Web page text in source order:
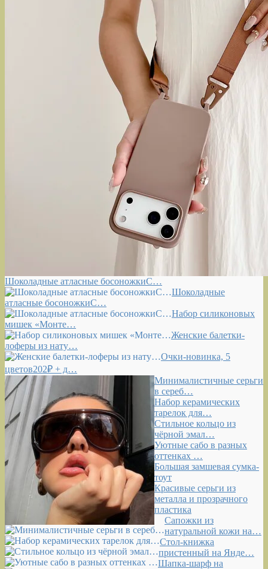
Шоколадные атласные босоножкиС…
Шоколадные
атласные босоножкиС…
Набор силиконовых
мишек «Монте…
Женские балетки-
лоферы из нату…
Очки-новинка, 5
цветов202₽ + д…
Минималистичные серьги
в сереб…
Набор керамических
тарелок для…
Стильное кольцо из
чёрной эмал…
Уютные сабо в разных
оттенках …
Большая замшевая сумка-
тоут
Красивые серьги из
металла и прозрачного
пластика
Сапожки из
натуральной кожи на…
Стол-книжка
пристенный на Янде…
Шапка-шарф на